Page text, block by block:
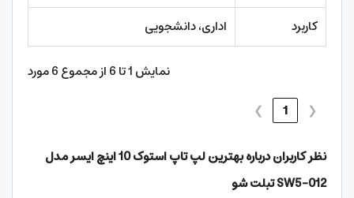
کاربرد
اداری، دانشجویی
نمایش 1 تا 6 از مجموع 6 مورد
❮
1
❯
نظر کاربران درباره
بهترین لپ تاپ استوک 10 اینچ ایسر مدل
SW5-012 تبلت شو